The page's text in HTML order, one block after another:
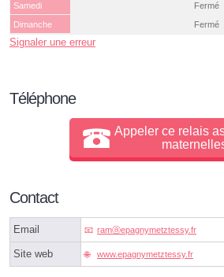
Samedi
Fermé
Dimanche
Fermé
Signaler une erreur
Téléphone
Appeler ce relais
Contact
Email ramⓐepagnymetztessy.fr
Site web www.epagnymetztessy.fr